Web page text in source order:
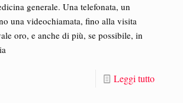
generale. Una telefonata, un
una videochiamata, fino alla visita
oro, e anche di più, se possibile, in
Leggi tutto